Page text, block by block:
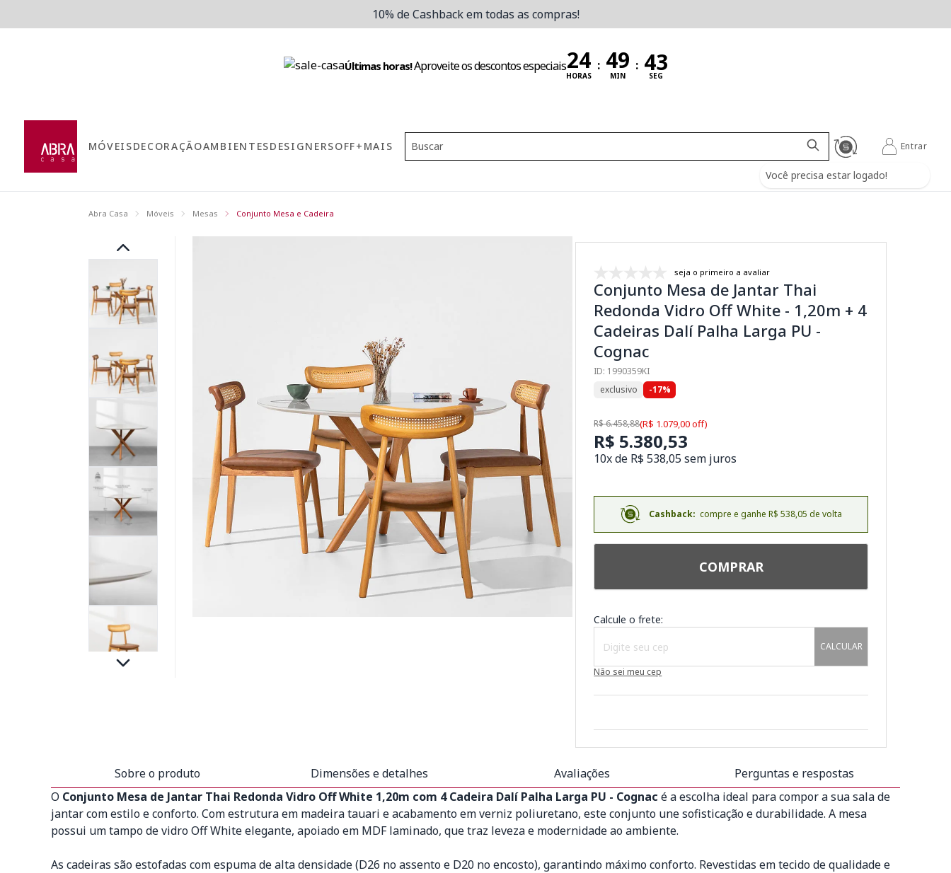
10% de Cashback em todas as compras!
Últimas horas!Aproveite os descontos especiais
HORAS
:
MIN
:
SEG
MÓVEISDECORAÇÃOAMBIENTESDESIGNERSOFF+MAIS
Você precisa estar logado!
Entrar
Abra Casa Móveis Mesas Conjunto Mesa e Cadeira
seja o primeiro a avaliar
Conjunto Mesa de Jantar Thai
Redonda Vidro Off White - 1,20m + 4
Cadeiras Dalí Palha Larga PU -
Cognac
ID: 1990359KI
exclusivo
-17%
R$ 6.458,88(R$ 1.079,00 off)
R$ 5.380,53
10x de R$ 538,05 sem juros
Cashback: compre e ganhe R$ 538,05 de volta
COMPRAR
Calcule o frete:
CALCULAR
Não sei meu cep
Sobre o produto Dimensões e detalhes Avaliações
Perguntas e respostas
O Conjunto Mesa de Jantar Thai Redonda Vidro Off White 1,20m com 4 Cadeira Dalí Palha Larga PU - Cognac é a escolha ideal para compor a sua sala de
jantar com estilo e conforto. Com estrutura em madeira tauari e acabamento em verniz poliuretano, este conjunto une sofisticação e durabilidade. A mesa
possui um tampo de vidro Off White elegante, apoiado em MDF laminado, que traz leveza e modernidade ao ambiente.
As cadeiras são estofadas com espuma de alta densidade (D26 no assento e D20 no encosto), garantindo máximo conforto. Revestidas em tecido de qualidade e